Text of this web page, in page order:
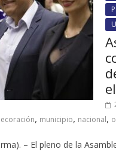
, municipio, nacional,
– El pleno de la